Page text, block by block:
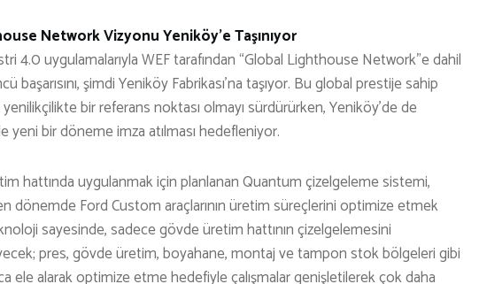
Network Vizyonu Yeniköy’e Taşınıyor
4.0 uygulamalarıyla WEF tarafından “Global Lighthouse Network”e dahil
başarısını, şimdi Yeniköy Fabrikası’na taşıyor. Bu global prestije sahip
bir referans noktası olmayı sürdürürken, Yeniköy’de de
bir döneme imza atılması hedefleniyor.
hattında uygulanmak için planlanan Quantum çizelgeleme sistemi,
dönemde Ford Custom araçlarının üretim süreçlerini optimize etmek
sayesinde, sadece gövde üretim hattının çizelgelemesini
pres, gövde üretim, boyahane, montaj ve tampon stok bölgeleri gibi
ele alarak optimize etme hedefiyle çalışmalar genişletilerek çok daha